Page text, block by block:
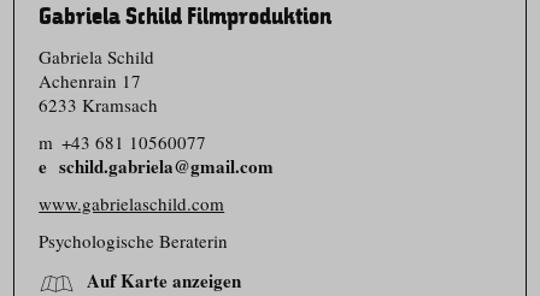
Gabriela Schild Filmproduktion
Gabriela Schild
Achenrain 17
6233 Kramsach
m +43 681 10560077
schild.gabriela@gmail.com
www.gabrielaschild.com
Psychologische Beraterin
Auf Karte anzeigen